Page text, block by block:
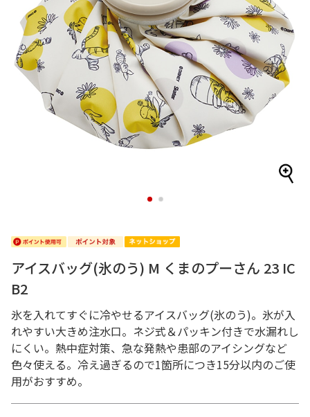
1 2
アイスバッグ(氷のう) M くまのプーさん 23 IC
B2
氷を入れてすぐに冷やせるアイスバッグ(氷のう)。氷が入
れやすい大きめ注水口。ネジ式＆パッキン付きで水漏れし
にくい。熱中症対策、急な発熱や患部のアイシングなど
色々使える。冷え過ぎるので1箇所につき15分以内のご使
用がおすすめ。